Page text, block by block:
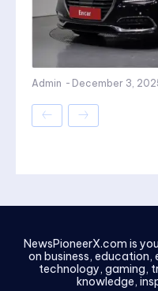
Admin - December 3,
NewsPioneerX.com is
on business,
technology, gaming,
knowledge,